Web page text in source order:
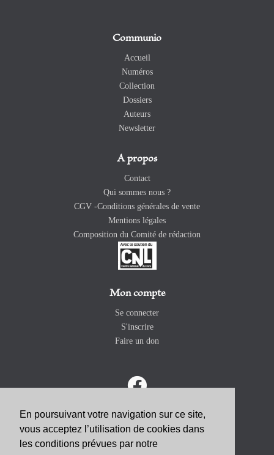
En poursuivant votre navigation sur ce site,
vous acceptez l’utilisation de cookies dans
les conditions prévues par notre
Communio
Accueil
Numéros
Collection
Dossiers
Auteurs
Newsletter
A propos
Contact
Qui sommes nous ?
CGV -Conditions générales de vente
Mentions légales
Composition du Comité de rédaction
Mon compte
Se connecter
S'inscrire
Faire un don
ABONNEZ-VOUS